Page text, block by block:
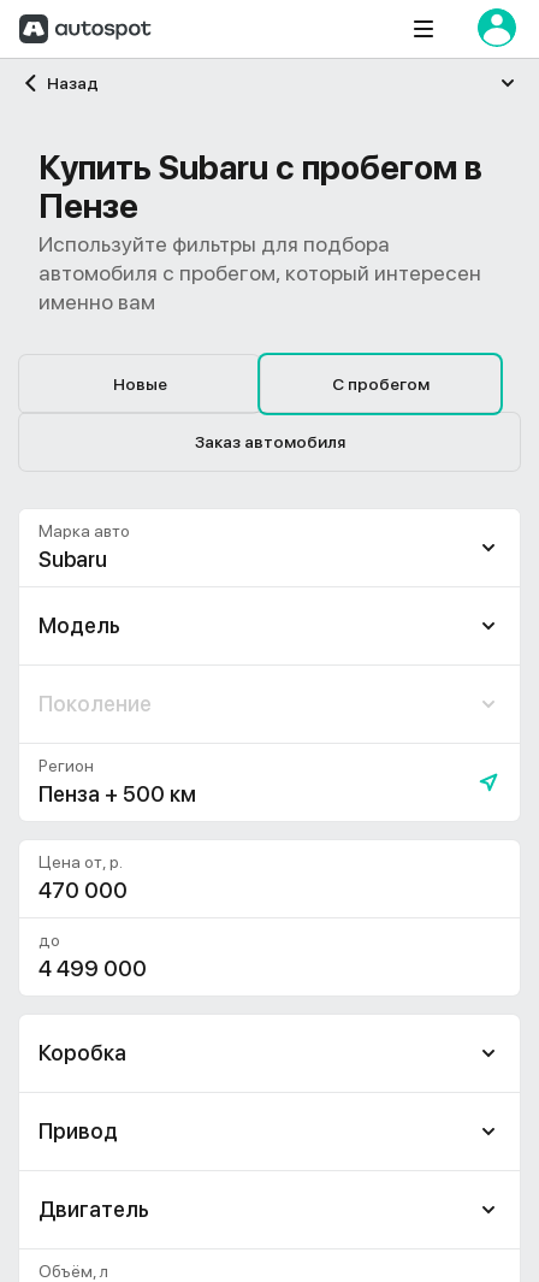
Назад
Главная
Купить Subaru с пробегом в
Пензе
Используйте фильтры для подбора
автомобиля с пробегом, который интересен
именно вам
Новые С пробегом
Заказ автомобиля
Subaru
Марка авто
Модель
Поколение
Пенза + 500 км
Регион
Цена от, р.
до
Коробка
Привод
Двигатель
Объём, л